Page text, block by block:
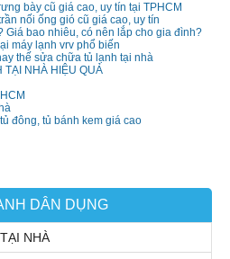
bày cũ giá cao, uy tín tại TPHCM
nối ống gió cũ giá cao, uy tín
Giá bao nhiêu, có nên lắp cho gia đình?
máy lạnh vrv phổ biến
thế sửa chữa tủ lạnh tại nhà
TẠI NHÀ HIỆU QUẢ
đông, tủ bánh kem giá cao
DÂN DỤNG
NHÀ